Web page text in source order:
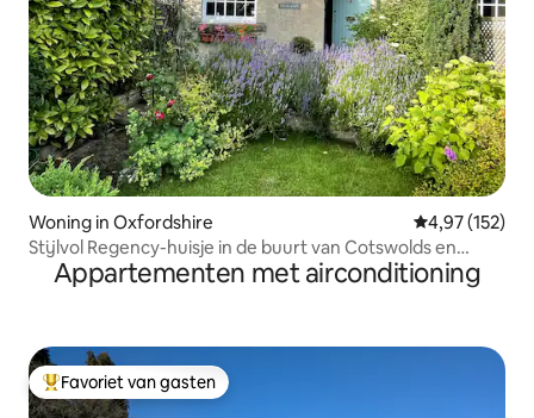
Woning in Oxfordshire Gemiddelde
4,97 (152)
Stijlvol Regency-huisje in de buurt van Cotswolds en
Ridgeway
Appartementen met airconditioning
Topfavoriet van gasten
Favoriet van gasten